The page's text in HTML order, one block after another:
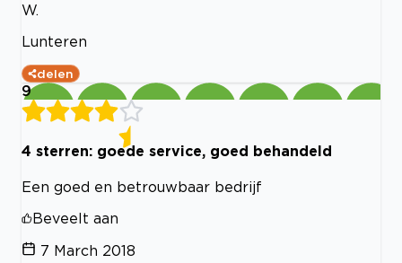
W.
Lunteren
delen
9
4 sterren: goede service, goed behandeld
Een goed en betrouwbaar bedrijf
Beveelt aan
7 March 2018